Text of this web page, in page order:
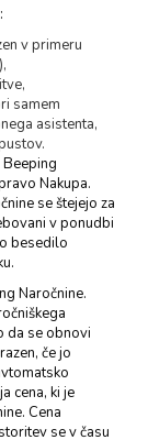
v primeru
samem
asistenta,
Nakupa.
se štejejo za
v ponudbi
besedilo
Naročnine.
da se obnovi
če jo
cena, ki je
Cena
se v času